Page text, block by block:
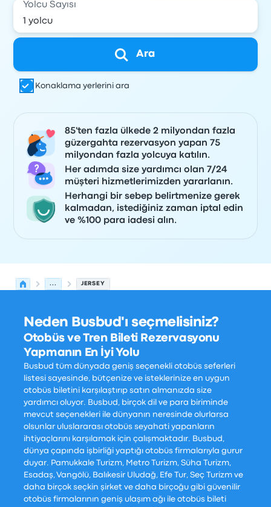
Yolcu Sayısı
Ara
Konaklama yerlerini ara
85'ten fazla ülkede 2 milyondan fazla
güzergahta rezervasyon yapan 75
milyondan fazla yolcuya katılın.
Her adımda size yardımcı olan 7/24
müşteri hizmetlerimizden yararlanın.
Herhangi bir sebep belirtmenize gerek
kalmadan, istediğiniz zaman iptal edin
ve %100 para iadesi alın.
... JERSEY
Neden Busbud'ı seçmelisiniz?
Otobüs ve Tren Bileti Rezervasyonu
Yapmanın En İyi Yolu
Busbud tüm dünyada geniş seçenekli otobüs seferleri
listesi sayesinde, bütçenize ve isteklerinize en uygun
otobüs biletini karşılaştırıp satın almanızda size
yardımcı oluyor. Busbud, birçok dil ve para biriminde
mevcut seçenekleri ile dünyanın neresinde olurlarsa
olsunlar uluslararası otobüs seyahati yapanların
ihtiyaçlarını karşılamak için çalışmaktadır. Busbud,
dünya çapında işbirliği yaptığı otobüs firmalarıyla gurur
duyar. Pamukkale Turizm, Metro Turizm, Süha Turizm,
Esadaş, Vangölü, Balıkesir Uludağ, Efe Tur, Seç Turizm ve
daha birçok seçkin şirket ve daha birçoğu gibi güvenilir
otobüs firmalarının geniş ulaşım ağı ile otobüs bileti